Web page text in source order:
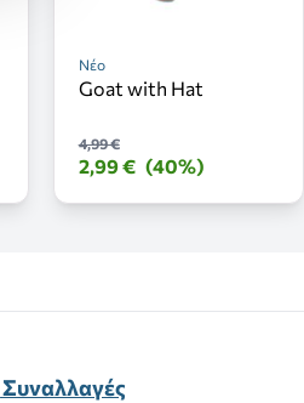
Νέο
Goat with Hat
4,99 €
2,99 € (40%)